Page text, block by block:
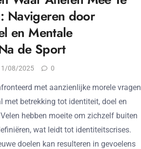
Navigeren door
en Mentale
de Sport
08/2025 0
met aanzienlijke morele vragen
met betrekking tot identiteit, doel en
hebben moeite om zichzelf buiten
wat leidt tot identiteitscrises.
doelen kan resulteren in gevoelens